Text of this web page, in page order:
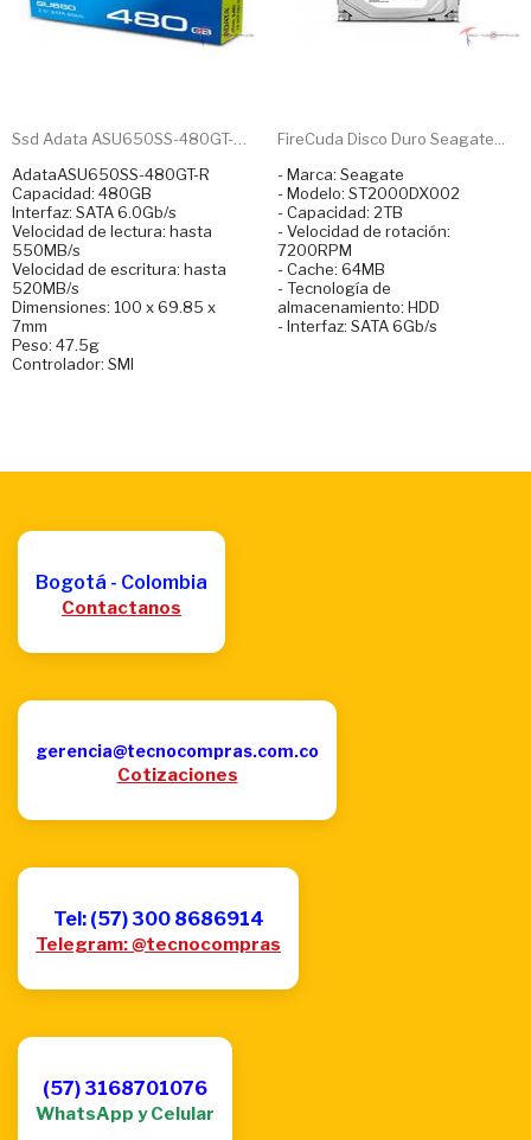
AdataASU650SS-480GT-R
Capacidad: 480GB
Interfaz: SATA 6.0Gb/s
Velocidad de lectura: hasta
550MB/s
Velocidad de escritura: hasta
520MB/s
Dimensiones: 100 x 69.85 x
7mm
Peso: 47.5g
Controlador: SMI
FireCuda Disco Duro Seagate...
- Marca: Seagate
- Modelo: ST2000DX002
- Capacidad: 2TB
- Velocidad de rotación:
7200RPM
- Cache: 64MB
- Tecnología de
almacenamiento: HDD
- Interfaz: SATA 6Gb/s
Bogotá - Colombia
Contactanos
gerencia@tecnocompras.com.co
Cotizaciones
Tel: (57) 300 8686914
Telegram: @tecnocompras
(57) 3168701076
WhatsApp y Celular